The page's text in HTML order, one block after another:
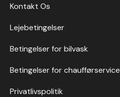
Kontakt Os
Lejebetingelser
Betingelser for bilvask
Betingelser for chaufførservice
Privatlivspolitik